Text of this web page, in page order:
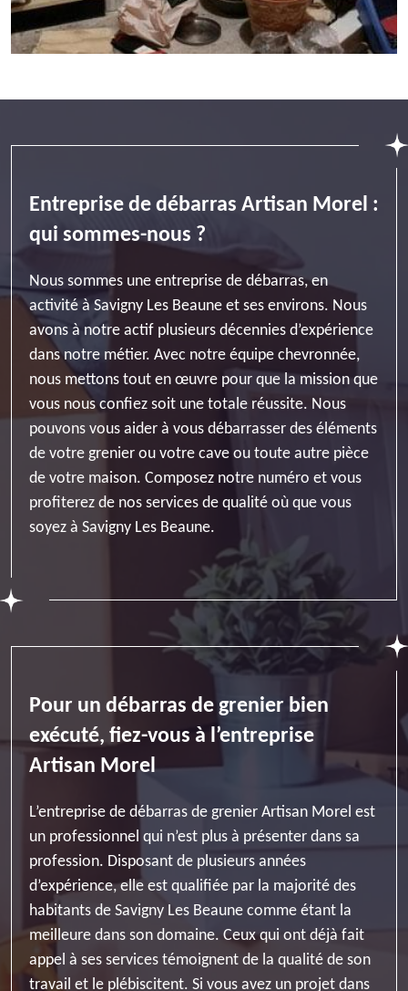
Entreprise de débarras Artisan Morel :
qui sommes-nous ?
Nous sommes une entreprise de débarras, en
activité à Savigny Les Beaune et ses environs. Nous
avons à notre actif plusieurs décennies d’expérience
dans notre métier. Avec notre équipe chevronnée,
nous mettons tout en œuvre pour que la mission que
vous nous confiez soit une totale réussite. Nous
pouvons vous aider à vous débarrasser des éléments
de votre grenier ou votre cave ou toute autre pièce
de votre maison. Composez notre numéro et vous
profiterez de nos services de qualité où que vous
soyez à Savigny Les Beaune.
Pour un débarras de grenier bien
exécuté, fiez-vous à l’entreprise
Artisan Morel
L’entreprise de débarras de grenier Artisan Morel est
un professionnel qui n’est plus à présenter dans sa
profession. Disposant de plusieurs années
d’expérience, elle est qualifiée par la majorité des
habitants de Savigny Les Beaune comme étant la
meilleure dans son domaine. Ceux qui ont déjà fait
appel à ses services témoignent de la qualité de son
travail et le plébiscitent. Si vous avez un projet dans